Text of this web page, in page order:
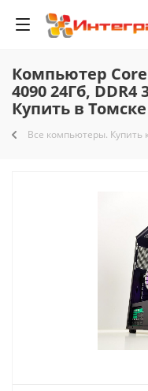
Компьютер Core
4090 24Гб, DDR4
Купить в Томске
Все компьютеры. Купить